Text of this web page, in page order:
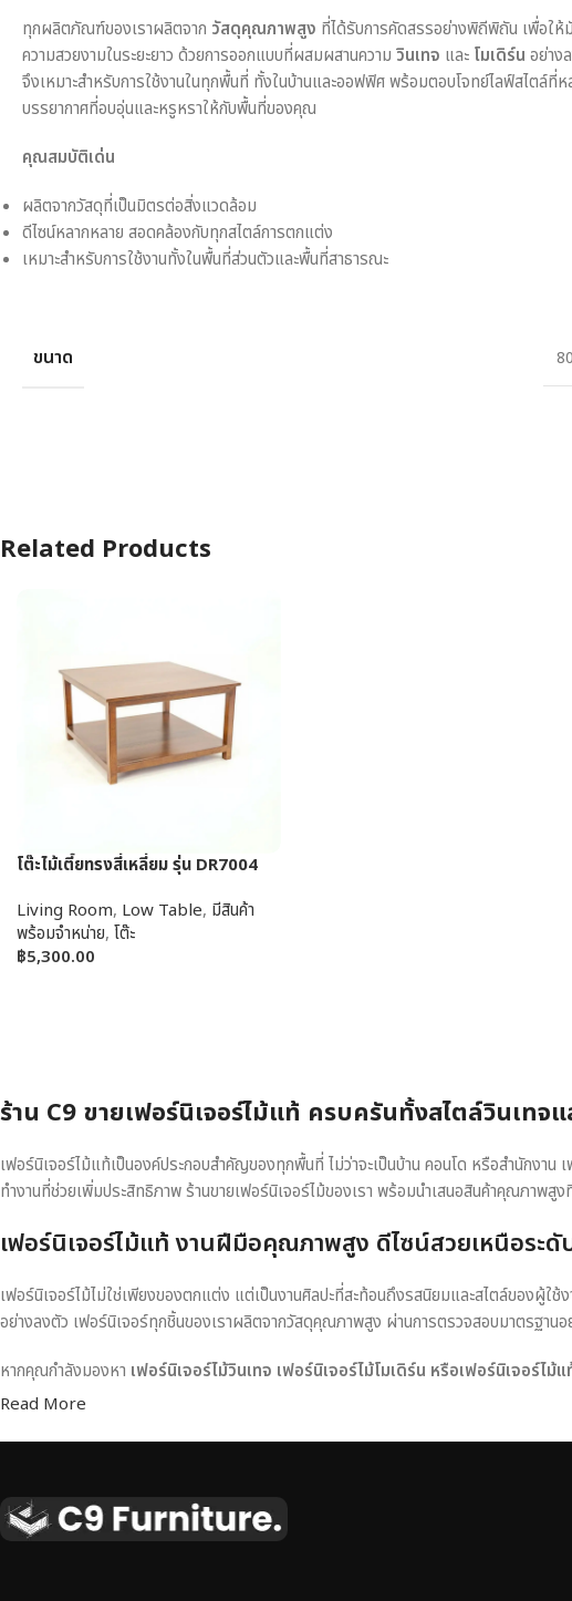
ทุกผลิตภัณฑ์ของเราผลิตจาก วัสดุคุณภาพสูง ที่ได้รับการคัดสรรอย่างพิถีพิถัน เพื่อให้
ความสวยงามในระยะยาว ด้วยการออกแบบที่ผสมผสานความ วินเทจ และ โมเดิร์น อย่าง
จึงเหมาะสำหรับการใช้งานในทุกพื้นที่ ทั้งในบ้านและออฟฟิศ พร้อมตอบโจทย์ไลฟ์สไตล์ที่ห
บรรยากาศที่อบอุ่นและหรูหราให้กับพื้นที่ของคุณ
คุณสมบัติเด่น
ผลิตจากวัสดุที่เป็นมิตรต่อสิ่งแวดล้อม
ดีไซน์หลากหลาย สอดคล้องกับทุกสไตล์การตกแต่ง
เหมาะสำหรับการใช้งานทั้งในพื้นที่ส่วนตัวและพื้นที่สาธารณะ
ขนาด
Related Products
โต๊ะไม้เตี้ยทรงสี่เหลี่ยม รุ่น DR7004
Living Room, Low Table, มีสินค้า
พร้อมจำหน่าย, โต๊ะ
฿5,300.00
ร้าน C9 ขายเฟอร์นิเจอร์ไม้แท้ ครบครันทั้งสไตล์วินเทจแ
เฟอร์นิเจอร์ไม้แท้เป็นองค์ประกอบสำคัญของทุกพื้นที่ ไม่ว่าจะเป็นบ้าน คอนโด หรือสำนักงา
ทำงานที่ช่วยเพิ่มประสิทธิภาพ ร้านขายเฟอร์นิเจอร์ไม้ของเรา พร้อมนำเสนอสินค้าคุณภาพ
เฟอร์นิเจอร์ไม้แท้ งานฝีมือคุณภาพสูง ดีไซน์สวยเหนือระดั
เฟอร์นิเจอร์ไม้ไม่ใช่เพียงของตกแต่ง แต่เป็นงานศิลปะที่สะท้อนถึงรสนิยมและสไตล์ของผู้ใช้ง
อย่างลงตัว เฟอร์นิเจอร์ทุกชิ้นของเราผลิตจากวัสดุคุณภาพสูง ผ่านการตรวจสอบมาตรฐานอ
หากคุณกำลังมองหา เฟอร์นิเจอร์ไม้วินเทจ เฟอร์นิเจอร์ไม้โมเดิร์น หรือเฟอร์นิเจอร์ไ
Read More